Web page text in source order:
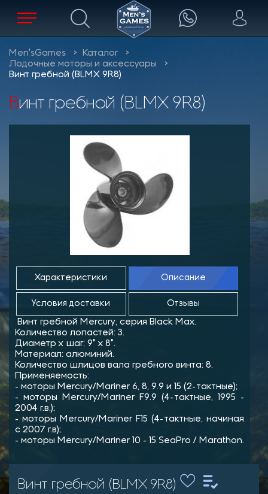
Men'sGames
Каталог
Лодочные моторы и аксессуары
Винт гребной (BLMX 9R8)
Винт гребной (BLMX 9R8)
Характеристики Описание
Условия доставки Отзывы
Винт гребной Mercury, серия Black Max.
Количество лопастей: 3.
Диаметр х шаг: 9" x 8".
Материал: алюминий.
Количество шлицов вала гребного винта: 8.
Применяемость:
- моторы Mercury/Mariner 6, 8, 9.9 и 15 (2‑тактные);
- моторы Mercury/Mariner F9.9 (4‑тактные, 1995 -
2004 г.в.);
- моторы Mercury/Mariner F15 (4‑тактные, начиная
с 2007 г.в);
- моторы Mercury/Mariner 10 - 15 SeaPro / Marathon.
Винт гребной (BLMX 9R8)